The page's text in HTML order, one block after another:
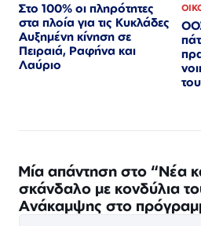
Στο 100% οι πληρότητες
στα πλοία για τις Κυκλάδες
Αυξημένη κίνηση σε
Πειραιά, Ραφήνα και
Λαύριο
Μία απάντηση στο “Νέα
σκάνδαλο με κονδύλια
Ανάκαμψης στο